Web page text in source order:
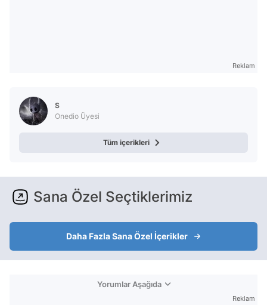
Reklam
S
Onedio Üyesi
Tüm içerikleri
Sana Özel Seçtiklerimiz
Daha Fazla Sana Özel İçerikler
Yorumlar Aşağıda
Reklam